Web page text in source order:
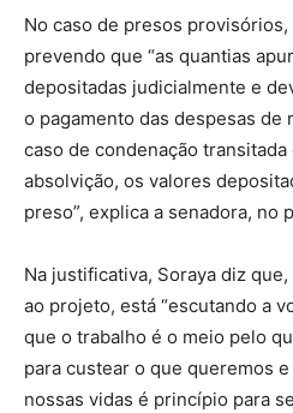
No caso de presos
prevendo que “as quantias
depositadas judicialmente e
o pagamento das despesas de
caso de condenação transitada
absolvição, os valores
preso”, explica a senadora, no
Na justificativa, Soraya diz
ao projeto, está “escutando a
que o trabalho é o meio pelo
para custear o que queremos
nossas vidas é princípio para